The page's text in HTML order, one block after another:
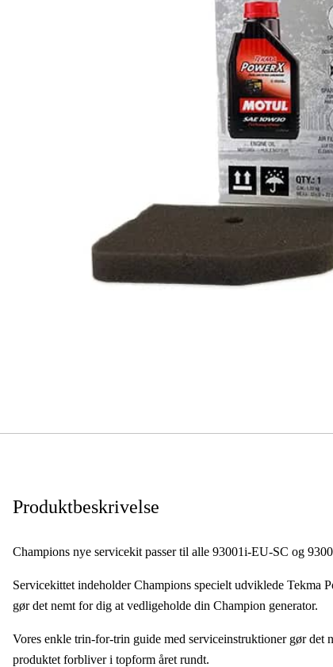
Produktbeskrivelse
Champions nye servicekit passer til alle 93001i-EU-SC og
Servicekittet indeholder Champions specielt udviklede
gør det nemt for dig at vedligeholde din Champion generator.
Vores enkle trin-for-trin guide med serviceinstruktioner gør det
produktet forbliver i topform året rundt.